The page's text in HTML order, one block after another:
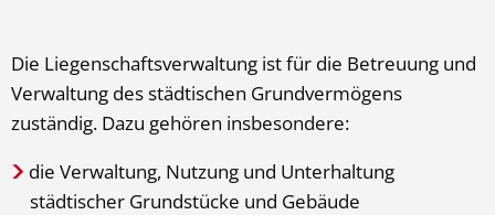
Die Liegenschaftsverwaltung ist für die Betreuung und
Verwaltung des städtischen Grundvermögens
zuständig. Dazu gehören insbesondere:
die Verwaltung, Nutzung und Unterhaltung
städtischer Grundstücke und Gebäude